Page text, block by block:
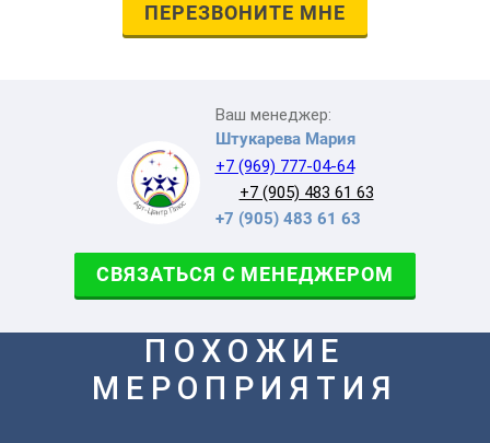
ПЕРЕЗВОНИТЕ МНЕ
Ваш менеджер:
Штукарева Мария
+7 (969) 777-04-64
+7 (905) 483 61 63
+7 (905) 483 61 63
СВЯЗАТЬСЯ С МЕНЕДЖЕРОМ
ПОХОЖИЕ
МЕРОПРИЯТИЯ